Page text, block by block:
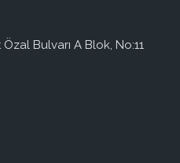
Bulvarı A Blok, No:11